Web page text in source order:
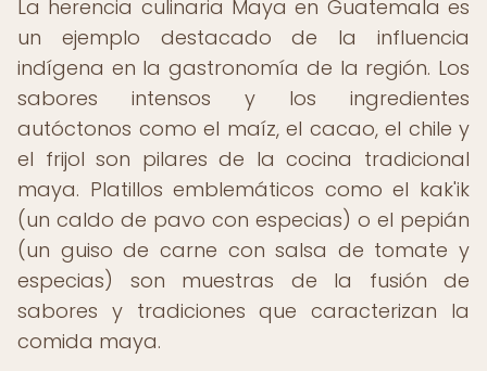
La herencia culinaria Maya en Guatemala es
un ejemplo destacado de la influencia
indígena en la gastronomía de la región. Los
sabores intensos y los ingredientes
autóctonos como el maíz, el cacao, el chile y
el frijol son pilares de la cocina tradicional
maya. Platillos emblemáticos como el kak'ik
(un caldo de pavo con especias) o el pepián
(un guiso de carne con salsa de tomate y
especias) son muestras de la fusión de
sabores y tradiciones que caracterizan la
comida maya.